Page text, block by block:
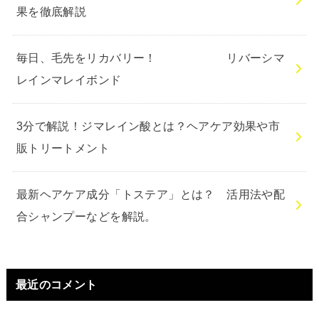
果を徹底解説
毎日、毛先をリカバリー！ リバーシマ
レインマレイボンド
3分で解説！ジマレイン酸とは？ヘアケア効果や市
販トリートメント
最新ヘアケア成分「トステア」とは？ 活用法や配
合シャンプーなどを解説。
最近のコメント